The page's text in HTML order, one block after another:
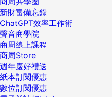
新財富備忘錄
ChatGPT效率工作術
聲音商學院
商周線上課程
商周Store
週年慶好禮送
紙本訂閱優惠
數位訂閱優惠